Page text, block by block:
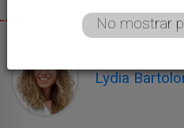
Lydia
No mostrar